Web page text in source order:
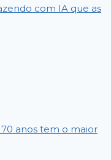
com IA que as
anos tem o maior